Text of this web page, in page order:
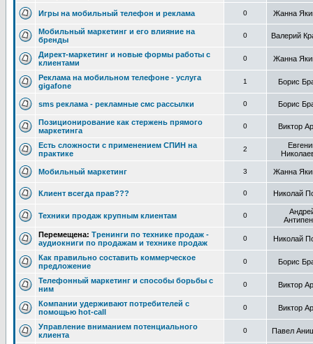
Игры на мобильный телефон и реклама 0 Жанна
Мобильный маркетинг и его влияние на
бренды
0 Валерий
Директ-маркетинг и новые формы работы с
клиентами
0 Жанна
Реклама на мобильном телефоне - услуга
gigafone
1 Борис
sms реклама - рекламные смс рассылки 0 Борис
Позиционирование как стержень прямого
маркетинга
0 Виктор
Есть сложности с применением СПИН на
практике
2
Мобильный маркетинг 3 Жанна
Клиент всегда прав??? 0 Николай
Техники продаж крупным клиентам 0
Перемещена: Тренинги по технике продаж -
аудиокниги по продажам и технике продаж
0 Николай
Как правильно составить коммерческое
предложение
0 Борис
Телефонный маркетинг и способы борьбы с
ним
0 Виктор
Компании удерживают потребителей с
помощью hot-call
0 Виктор
Управление вниманием потенциального
клиента
0 Павел